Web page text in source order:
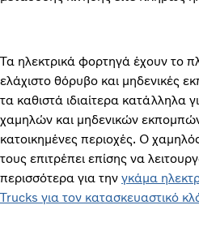
Τα ηλεκτρικά φορτηγά έχουν το
ελάχιστο θόρυβο και μηδενικές
τα καθιστά ιδιαίτερα κατάλληλα
χαμηλών και μηδενικών
κατοικημένες περιοχές. Ο
τους επιτρέπει επίσης να
περισσότερα για την γκάμα
Trucks για τον κατασκευαστικό